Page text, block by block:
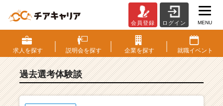
S・
選
考
験
会員登録 ログイン MENU
求人を探す 説明会を探す 企業を探す 就職イベント
過去選考体験談